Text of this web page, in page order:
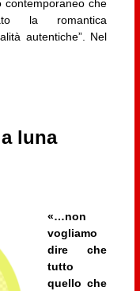
contemporaneo che
la romantica
autentiche”. Nel
luna
«…non
vogliamo
dire che
tutto
quello che